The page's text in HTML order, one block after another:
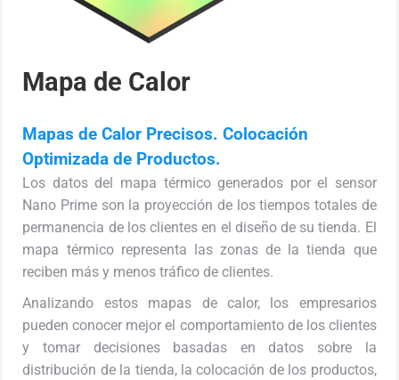
Mapa de Calor
Mapas de Calor Precisos. Colocación
Optimizada de Productos.
Los datos del mapa térmico generados por el sensor
Nano Prime son la proyección de los tiempos totales de
permanencia de los clientes en el diseño de su tienda. El
mapa térmico representa las zonas de la tienda que
reciben más y menos tráfico de clientes.
Analizando estos mapas de calor, los empresarios
pueden conocer mejor el comportamiento de los clientes
y tomar decisiones basadas en datos sobre la
distribución de la tienda, la colocación de los productos,